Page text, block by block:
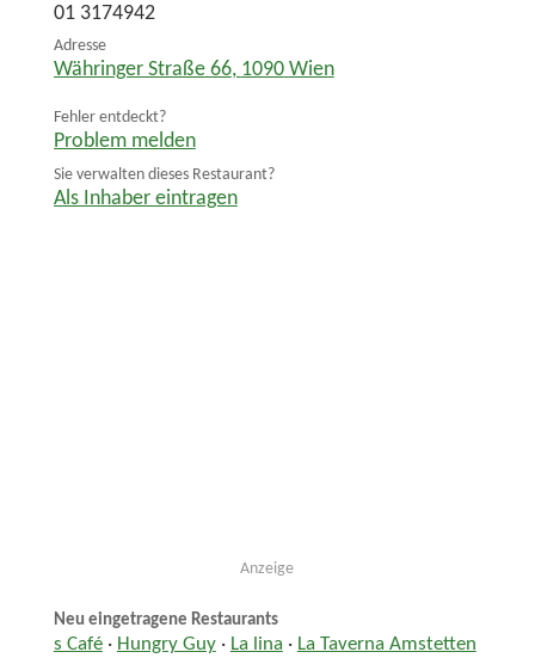
01 3174942
Adresse
Währinger Straße 66, 1090 Wien
Fehler entdeckt?
Problem melden
Sie verwalten dieses Restaurant?
Als Inhaber eintragen
Anzeige
Neu eingetragene Restaurants
s Café· Hungry Guy· La lina · La Taverna Amstetten